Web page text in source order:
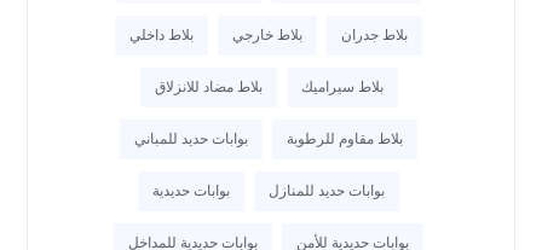
بلاط جدران بلاط خارجي بلاط داخلي
بلاط سيراميك بلاط مضاد للانزلاق
بلاط مقاوم للرطوبة بوابات حديد للمباني
بوابات حديد للمنازل بوابات حديدية
بوابات حديدية للأمن بوابات حديدية للمداخل